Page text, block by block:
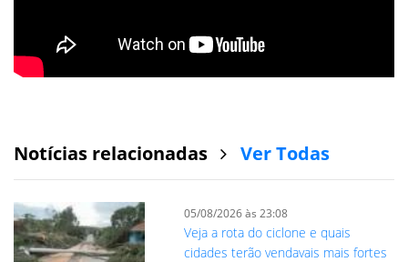
Notícias relacionadas Ver Todas
05/08/2026 às 23:08
Veja a rota do ciclone e quais
cidades terão vendavais mais fortes